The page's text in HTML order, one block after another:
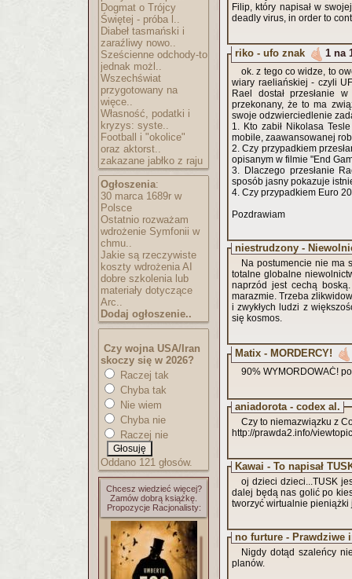
Dogmat o Trójcy
Świętej - próba l..
Diabeł tasmański i
zaraźliwy nowo..
Sześcienne odchody-to
jednak możl..
Wszechświat
przygotowany na
więce..
Własność, podatki i
kryzys: syste..
Football i "okolice"
oraz aktorst..
zakazane jabłko z raju
Ogłoszenia:
30 marca 1689r w
Polsce
Ostatnio rozważam
wdrożenie Symfonii w
chmu..
Jakie są rzeczywiste
koszty wdrożenia AI
dobre szkolenia lub
materiały dotyczące
Arc..
Dodaj ogłoszenie..
Czy wojna USA/Iran
skoczy się w 2026?
Raczej tak
Chyba tak
Nie wiem
Chyba nie
Raczej nie
Oddano 121 głosów.
Chcesz wiedzieć więcej?
Zamów dobrą książkę.
Propozycje Racjonalisty:
Filip, który napisał w
deadly virus, in order to
riko - ufo znak 1 na
ok. z tego co widze, to
wiary raeliańskiej - czyli
Rael dostał przesłanie
przekonany, że to ma
swoje odzwierciedlenie
1. Kto zabił Nikolasa
mobile, zaawansowanej
2. Czy przypadkiem
opisanym w filmie "End
3. Dlaczego przesłanie
sposób jasny pokazuje
4. Czy przypadkiem Euro
Pozdrawiam
niestrudzony -
Na postumencie nie ma
totalne globalne
naprzód jest cechą
marazmie. Trzeba
i zwykłych ludzi z
się kosmos.
Matix - MORDERCY!
90% WYMORDOWAĆ!
aniadorota - codex al.
Czy to niemazwiązku z
http://prawda2.info/
Kawai - To napisał
oj dzieci dzieci...TUSK
dalej będą nas golić po
tworzyć wirtualnie pieniążki
no furture - Prawdziwe
Nigdy dotąd szaleńcy
planów.